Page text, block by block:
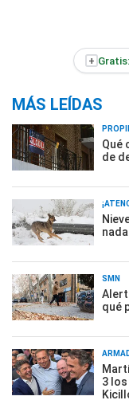
+ Gratis:
MÁS LEÍDAS
Qué
de
SMN
qué
3